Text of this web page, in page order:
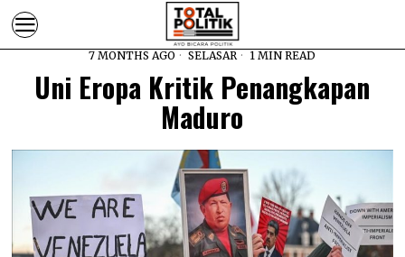
7 MONTHS AGO SELASAR 1 MIN READ
Uni Eropa Kritik Penangkapan
Maduro